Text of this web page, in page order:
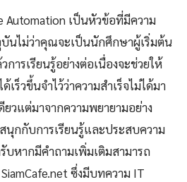
Automation เป็นหัวข้อที่มีความ
นไม่ว่าคุณจะเป็นนักศึกษาผู้เริ่มต้น
ารเรียนรู้อย่างต่อเนื่องจะช่วยให้
ร็วขึ้นจำไว้ว่าความสำเร็จไม่ได้มา
ยวแต่มาจากความพยายามอย่าง
กกับการเรียนรู้และประสบความ
บหากมีคำถามเพิ่มเติมสามารถ
ซึ่งมีบทความ IT